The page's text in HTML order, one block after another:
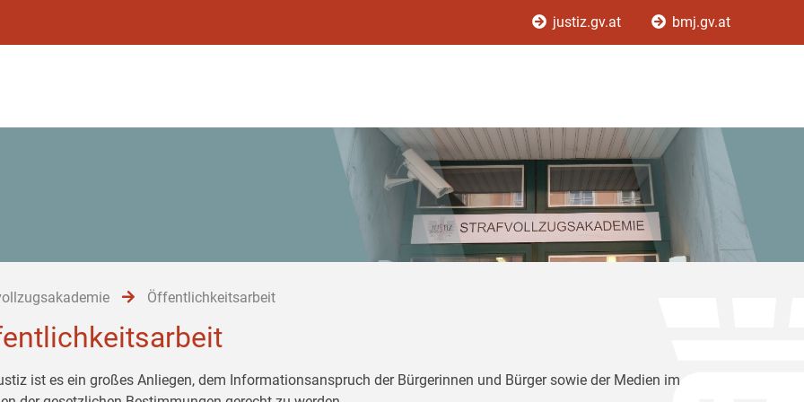
justiz.gv.at bmj.gv.at
Öffentlichkeitsarbeit
ist es ein großes Anliegen, dem Informationsanspruch der Bürgerinnen und Bürger sowie der Medien im